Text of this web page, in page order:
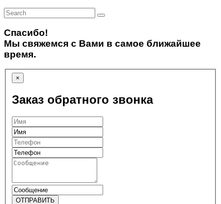
Спасибо!
Мы свяжемся с Вами в самое ближайшее
время.
×
Заказ обратного звонка
ОТПРАВИТЬ